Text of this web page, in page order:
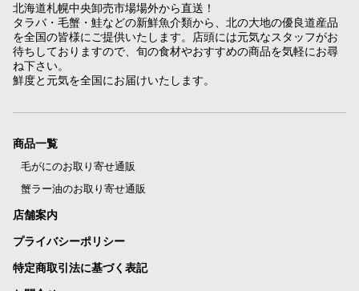
北海道札幌中央卸売市場場外から直送！
タラバ・毛蟹・鮭などの新鮮魚介類から、北の大地の優良道産品
を全国の皆様にご提供いたします。店頭には元気なスタッフがお
待ちしておりますので、旬の食材やおすすめの商品を気軽にお尋
ね下さい。
鮮度と元気を全国にお届けいたします。
商品一覧
毛がにのお取り寄せ通販
蟹ラー油のお取り寄せ通販
店舗案内
プライバシーポリシー
特定商取引法に基づく表記